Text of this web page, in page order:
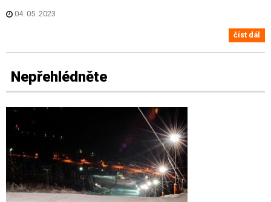
04. 05. 2023
číst dál
Nepřehlédněte